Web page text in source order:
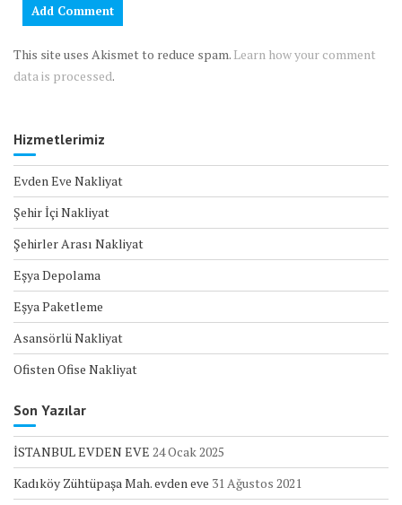
This site uses Akismet to reduce spam. Learn how your comment
data is processed.
Hizmetlerimiz
Evden Eve Nakliyat
Şehir İçi Nakliyat
Şehirler Arası Nakliyat
Eşya Depolama
Eşya Paketleme
Asansörlü Nakliyat
Ofisten Ofise Nakliyat
Son Yazılar
İSTANBUL EVDEN EVE 24 Ocak 2025
Kadıköy Zühtüpaşa Mah. evden eve 31 Ağustos 2021